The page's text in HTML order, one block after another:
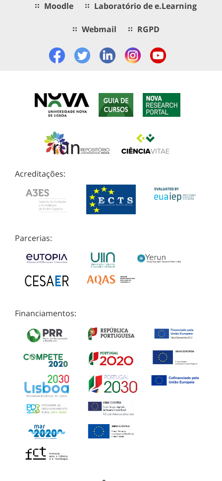
Moodle Laboratório de e.Learning
Webmail RGPD
Acreditações:
Parcerias:
Financiamentos: